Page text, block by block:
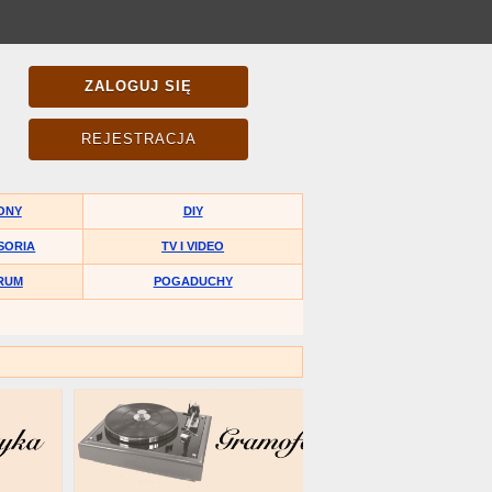
ZALOGUJ SIĘ
REJESTRACJA
DIY
TV I VIDEO
POGADUCHY